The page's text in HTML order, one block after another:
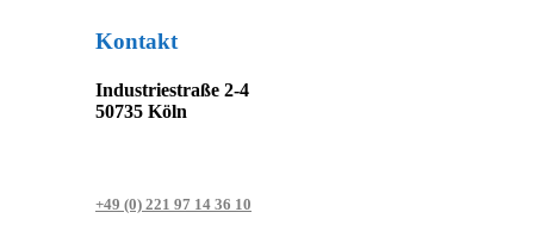
Kontakt
Industriestraße 2-4
50735 Köln
+49 (0) 221 97 14 36 10